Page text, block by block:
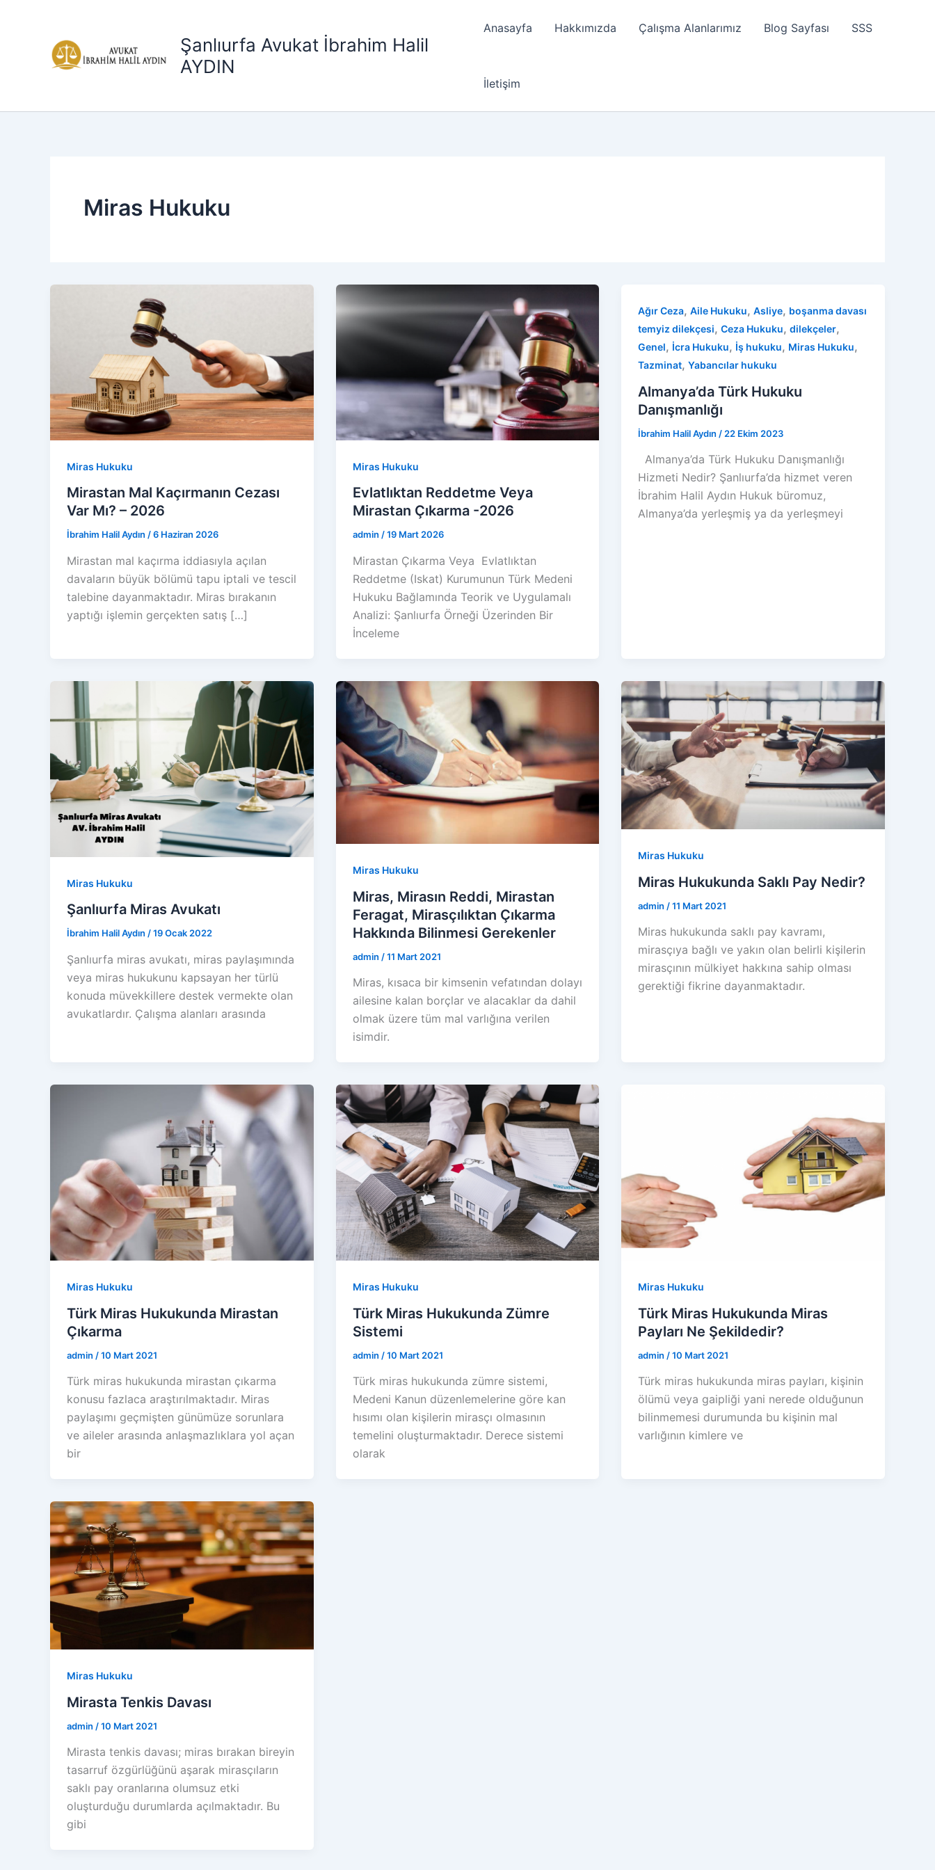
Şanlıurfa Avukat İbrahim Halil
AYDIN
Anasayfa Hakkımızda Çalışma Alanlarımız Blog Sayfası SSS
İletişim
Miras Hukuku
Miras Hukuku
Mirastan Mal Kaçırmanın Cezası
Var Mı? – 2026
İbrahim Halil Aydın /6 Haziran 2026
Mirastan mal kaçırma iddiasıyla açılan
davaların büyük bölümü tapu iptali ve tescil
talebine dayanmaktadır. Miras bırakanın
yaptığı işlemin gerçekten satış […]
Miras Hukuku
Evlatlıktan Reddetme Veya
Mirastan Çıkarma -2026
admin /19 Mart 2026
Mirastan Çıkarma Veya Evlatlıktan
Reddetme (Iskat) Kurumunun Türk Medeni
Hukuku Bağlamında Teorik ve Uygulamalı
Analizi: Şanlıurfa Örneği Üzerinden Bir
İnceleme
Ağır Ceza,Aile Hukuku,Asliye, boşanma davası
temyiz dilekçesi,Ceza Hukuku,dilekçeler,
Genel, İcra Hukuku, İş hukuku, Miras Hukuku,
Tazminat,Yabancılar hukuku
Almanya’da Türk Hukuku
Danışmanlığı
İbrahim Halil Aydın / 22 Ekim 2023
Almanya’da Türk Hukuku Danışmanlığı
Hizmeti Nedir? Şanlıurfa’da hizmet veren
İbrahim Halil Aydın Hukuk büromuz,
Almanya’da yerleşmiş ya da yerleşmeyi
Miras Hukuku
Şanlıurfa Miras Avukatı
İbrahim Halil Aydın /19 Ocak 2022
Şanlıurfa miras avukatı, miras paylaşımında
veya miras hukukunu kapsayan her türlü
konuda müvekkillere destek vermekte olan
avukatlardır. Çalışma alanları arasında
Miras Hukuku
Miras, Mirasın Reddi, Mirastan
Feragat, Mirasçılıktan Çıkarma
Hakkında Bilinmesi Gerekenler
admin /11 Mart 2021
Miras, kısaca bir kimsenin vefatından dolayı
ailesine kalan borçlar ve alacaklar da dahil
olmak üzere tüm mal varlığına verilen
isimdir.
Miras Hukuku
Miras Hukukunda Saklı Pay Nedir?
admin /11 Mart 2021
Miras hukukunda saklı pay kavramı,
mirasçıya bağlı ve yakın olan belirli kişilerin
mirasçının mülkiyet hakkına sahip olması
gerektiği fikrine dayanmaktadır.
Miras Hukuku
Türk Miras Hukukunda Mirastan
Çıkarma
admin /10 Mart 2021
Türk miras hukukunda mirastan çıkarma
konusu fazlaca araştırılmaktadır. Miras
paylaşımı geçmişten günümüze sorunlara
ve aileler arasında anlaşmazlıklara yol açan
bir
Miras Hukuku
Türk Miras Hukukunda Zümre
Sistemi
admin /10 Mart 2021
Türk miras hukukunda zümre sistemi,
Medeni Kanun düzenlemelerine göre kan
hısımı olan kişilerin mirasçı olmasının
temelini oluşturmaktadır. Derece sistemi
olarak
Miras Hukuku
Türk Miras Hukukunda Miras
Payları Ne Şekildedir?
admin /10 Mart 2021
Türk miras hukukunda miras payları, kişinin
ölümü veya gaipliği yani nerede olduğunun
bilinmemesi durumunda bu kişinin mal
varlığının kimlere ve
Miras Hukuku
Mirasta Tenkis Davası
admin /10 Mart 2021
Mirasta tenkis davası; miras bırakan bireyin
tasarruf özgürlüğünü aşarak mirasçıların
saklı pay oranlarına olumsuz etki
oluşturduğu durumlarda açılmaktadır. Bu
gibi